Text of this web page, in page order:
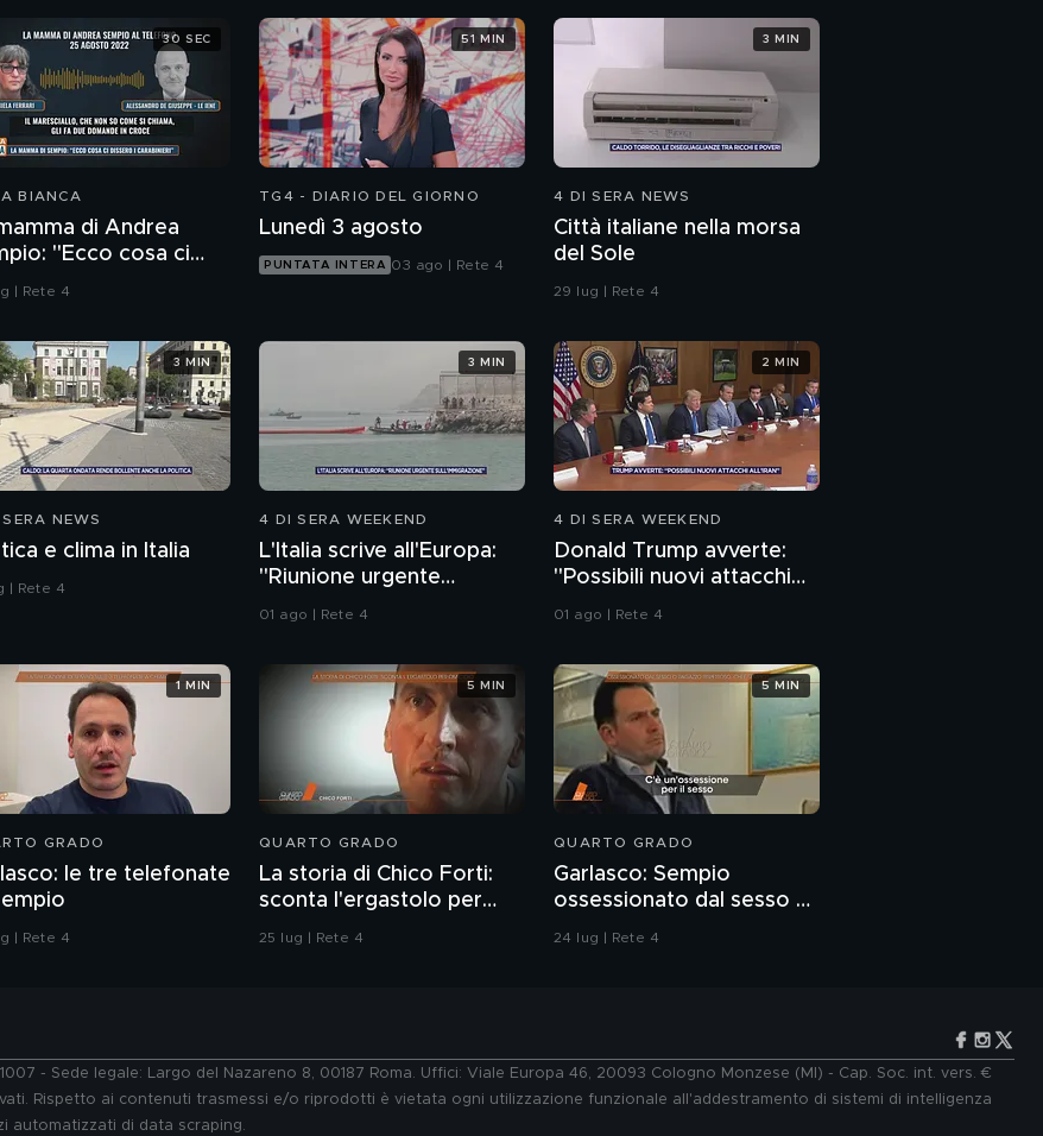
BIANCA
di Andrea
"Ecco cosa ci
i carabinieri"
| Rete 4
30 SEC
TG4 - DIARIO DEL GIORNO
Lunedì 3 agosto
PUNTATA INTERA 03 ago | Rete 4
51 MIN
4 DI SERA NEWS
Città italiane nella morsa
del Sole
29 lug | Rete 4
3 MIN
NEWS
e clima in Italia
| Rete 4
3 MIN
4 DI SERA WEEKEND
L'Italia scrive all'Europa:
"Riunione urgente
sull'immigrazione"
01 ago | Rete 4
3 MIN
4 DI SERA WEEKEND
Donald Trump avverte:
"Possibili nuovi attacchi
all'Iran"
01 ago | Rete 4
2 MIN
GRADO
le tre telefonate
| Rete 4
1 MIN
QUARTO GRADO
La storia di Chico Forti:
sconta l'ergastolo per
omicidio
25 lug | Rete 4
5 MIN
QUARTO GRADO
Garlasco: Sempio
ossessionato dal sesso o
ragazzo rispettoso?
24 lug | Rete 4
5 MIN
- Sede legale: Largo del Nazareno 8, 00187 Roma. Uffici: Viale Europa 46, 20093 Cologno Monzese (MI) - Cap. Soc. int. vers. €
Rispetto ai contenuti trasmessi e/o riprodotti è vietata ogni utilizzazione funzionale all'addestramento di sistemi di intelligenza
automatizzati di data scraping.